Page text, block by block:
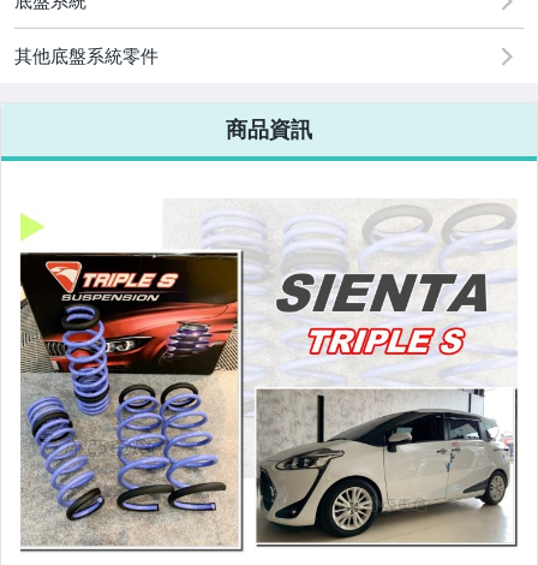
改裝=R8燈眉款DRL大燈
改裝=光圈魚眼大燈.一般魚眼大燈
手工改=3D/CCFL/COB光圈魚眼大燈
客製=光圈魚眼導光條日行燈系列
超薄型HID氙氣燈泡.大燈燈泡
通用型DRL日行燈.R8日行燈
原廠型=角燈.晶鑽.黑框.黃角燈
前保桿小燈.晶鑽.黑框小燈
LED側燈.晶鑽.燻黑.黃側燈
原廠型尾燈.紅白晶鑽尾燈
其他底盤系統零件
商品資訊